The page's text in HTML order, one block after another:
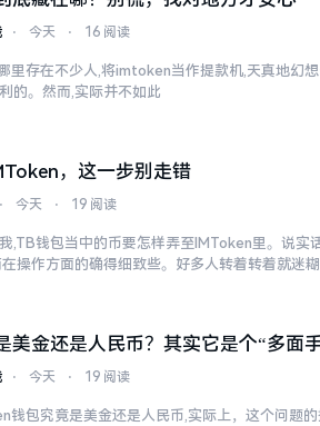
⋅ 今天 ⋅ 16 阅读
里存在不少人,将imtoken当作提款机,天真地幻
的。然而,实际并不如此
，这一步别走错
⋅ 今天 ⋅ 19 阅读
,TB钱包当中的币要怎样弄至IMToken里。说实
操作方面的确得细致些。好多人转着转着就迷
美金还是人民币？其实它是个“多面
⋅ 今天 ⋅ 19 阅读
钱包究竟是美金还是人民币,实际上，这个问题